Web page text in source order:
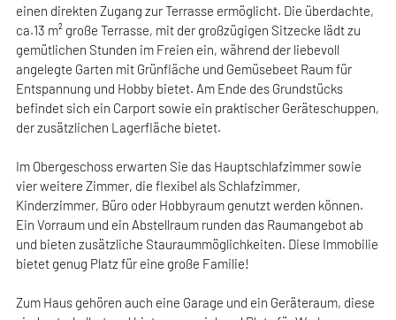
einen direkten Zugang zur Terrasse ermöglicht. Die überdachte,
ca.13 m² große Terrasse, mit der großzügigen Sitzecke lädt zu
gemütlichen Stunden im Freien ein, während der liebevoll
angelegte Garten mit Grünfläche und Gemüsebeet Raum für
Entspannung und Hobby bietet. Am Ende des Grundstücks
befindet sich ein Carport sowie ein praktischer Geräteschuppen,
der zusätzlichen Lagerfläche bietet.
Im Obergeschoss erwarten Sie das Hauptschlafzimmer sowie
vier weitere Zimmer, die flexibel als Schlafzimmer,
Kinderzimmer, Büro oder Hobbyraum genutzt werden können.
Ein Vorraum und ein Abstellraum runden das Raumangebot ab
und bieten zusätzliche Stauraummöglichkeiten. Diese Immobilie
bietet genug Platz für eine große Familie!
Zum Haus gehören auch eine Garage und ein Geräteraum, diese